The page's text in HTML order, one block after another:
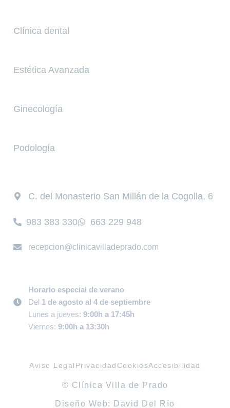
Clínica dental
Estética Avanzada
Ginecología
Podología
C. del Monasterio San Millán de la Cogolla, 6
983 383 330 663 229 948
recepcion@clinicavilladeprado.com
Horario especial de verano
Del 1 de agosto al 4 de septiembre
Lunes a jueves: 9:00h a 17:45h
Viernes: 9:00h a 13:30h
Aviso Legal Privacidad CookiesAccesibilidad
© Clínica Villa de Prado
Diseño Web: David Del Río